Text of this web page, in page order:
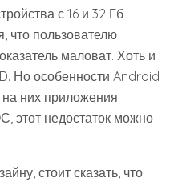
с 16 и 32 Гб
что пользователю
маловат. Хоть и
Но особенности Android
них приложения
этот недостаток можно
стоит сказать, что